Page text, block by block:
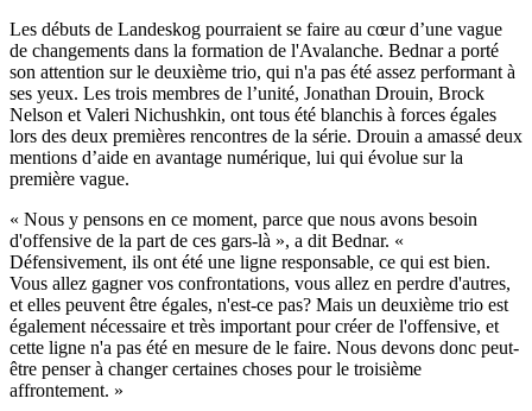
Les débuts de Landeskog pourraient se faire au cœur d’une vague
de changements dans la formation de l'Avalanche. Bednar a porté
son attention sur le deuxième trio, qui n'a pas été assez performant à
ses yeux. Les trois membres de l’unité, Jonathan Drouin, Brock
Nelson et Valeri Nichushkin, ont tous été blanchis à forces égales
lors des deux premières rencontres de la série. Drouin a amassé deux
mentions d’aide en avantage numérique, lui qui évolue sur la
première vague.
« Nous y pensons en ce moment, parce que nous avons besoin
d'offensive de la part de ces gars-là », a dit Bednar. «
Défensivement, ils ont été une ligne responsable, ce qui est bien.
Vous allez gagner vos confrontations, vous allez en perdre d'autres,
et elles peuvent être égales, n'est-ce pas? Mais un deuxième trio est
également nécessaire et très important pour créer de l'offensive, et
cette ligne n'a pas été en mesure de le faire. Nous devons donc peut-
être penser à changer certaines choses pour le troisième
affrontement. »